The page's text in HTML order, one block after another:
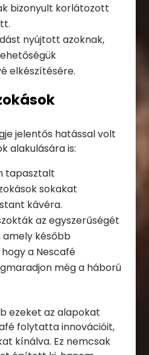
bizonyult korlátozott
nyújtott azoknak,
elkészítésére.
jelentős hatással volt
alakulására is:
tapasztalt
sokakat
kávéra.
az egyszerűségét
amely később
a Nescafé
még a háború
ezeket az alapokat
folytatta innovációit,
kínálva. Ez nemcsak